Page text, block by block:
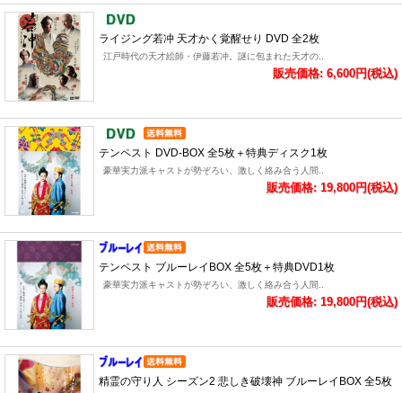
ライジング若冲 天才かく覚醒せり DVD 全2枚
江戸時代の天才絵師・伊藤若冲。謎に包まれた天才の..
販売価格: 6,600円(税込)
テンペスト DVD-BOX 全5枚＋特典ディスク1枚
豪華実力派キャストが勢ぞろい、激しく絡み合う人間..
販売価格: 19,800円(税込)
テンペスト ブルーレイBOX 全5枚＋特典DVD1枚
豪華実力派キャストが勢ぞろい、激しく絡み合う人間..
販売価格: 19,800円(税込)
精霊の守り人 シーズン2 悲しき破壊神 ブルーレイBOX 全5枚